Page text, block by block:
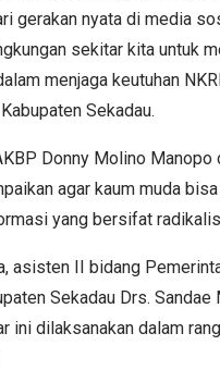
gerakan nyata di media
sekitar kita untuk
menjaga keutuhan
Sekadau.
Donny Molino Manopo
agar kaum muda
yang bersifat
asisten II bidang
Sekadau Drs. Sandae
ini dilaksanakan dalam